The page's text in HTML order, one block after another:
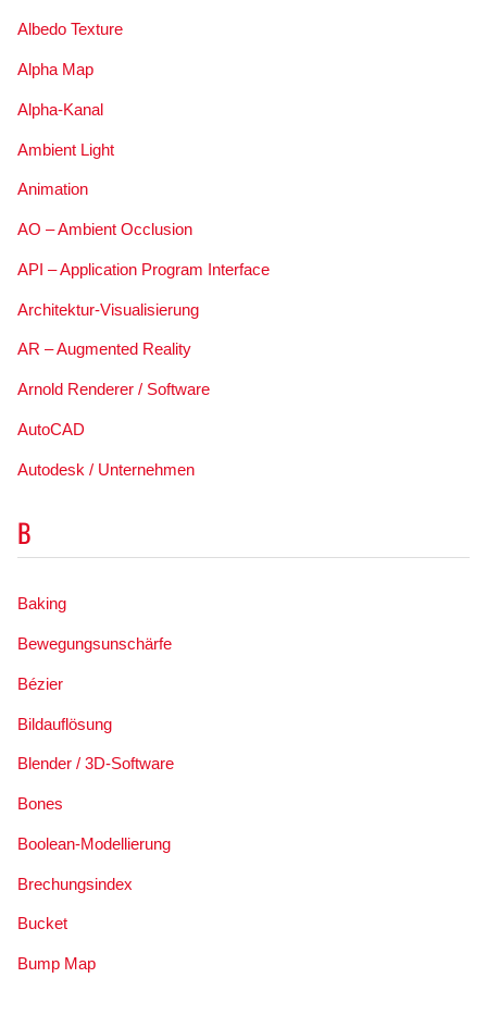
Albedo Texture
Alpha Map
Alpha-Kanal
Ambient Light
Animation
AO – Ambient Occlusion
API – Application Program Interface
Architektur-Visualisierung
AR – Augmented Reality
Arnold Renderer / Software
AutoCAD
Autodesk / Unternehmen
B
Baking
Bewegungsunschärfe
Bézier
Bildauflösung
Blender / 3D-Software
Bones
Boolean-Modellierung
Brechungsindex
Bucket
Bump Map